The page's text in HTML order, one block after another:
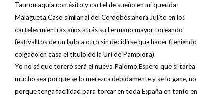
Tauromaquia con éxito y cartel de sueño en mi querida
Malagueta.Caso similar al del Cordobés:ahora Julito en los
carteles mientras años atrás su hermano mayor toreando
festivalitos de un lado a otro sin decidirse que hacer (teniendo
colgado en casa el título de la Uni de Pamplona).
Yo no sé que torero será el nuevo Palomo.Espero que si torea
mucho sea porque se lo merezca debidamente y se lo gane, no
porque tenga facilidad para torear en toda España en tanto en